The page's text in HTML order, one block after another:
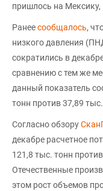
пришлось на Мексику,
Ранеесообщалось,
низкого давления
сократились в
сравнению с тем же
данный показатель
тонн против 37,89
Согласно обзору
декабре расчетное
121,8 тыс. тонн
Отечественные
этом рост объемов